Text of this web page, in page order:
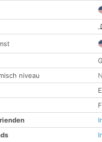
niveau